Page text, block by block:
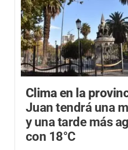
Clima en la
Juan tendrá una
y una tarde más
con 18°C